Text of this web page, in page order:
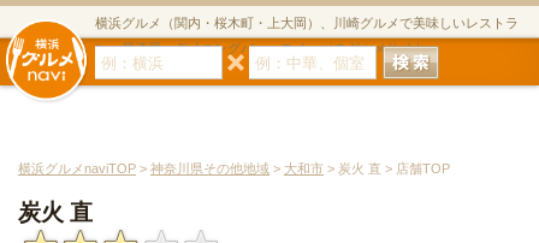
横浜グルメ（関内・桜木町・上大岡）、川崎グルメで美味しいレストラ
ン・居酒屋・ダイニングバー・スイーツのグルメサイト
横浜グルメnaviTOP > 神奈川県その他地域 > 大和市 > 炭火 直 > 店舗TOP
炭火 直